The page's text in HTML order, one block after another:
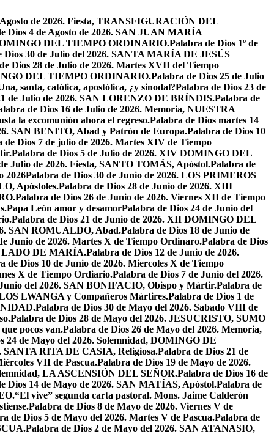
de 2026. Fiesta, TRANSFIGURACIÓN DEL
Dios 4 de Agosto de 2026. SAN JUAN MARÍA
DEL TIEMPO ORDINARIO.Palabra de Dios 1º de
Dios 30 de Julio del 2026. SANTA MARÍA DE JESÚS
Dios 28 de Julio de 2026. Martes XVII del Tiempo
DEL TIEMPO ORDINARIO.Palabra de Dios 25 de Julio
santa, católica, apostólica, ¿y sinodal?Palabra de Dios 23 de
de Julio de 2026. SAN LORENZO DE BRÍNDIS.Palabra de
de Dios 16 de Julio de 2026. Memoria, NUESTRA
la excomunión ahora el regreso.Palabra de Dios martes 14
SAN BENITO, Abad y Patrón de Europa.Palabra de Dios 10
de Dios 7 de julio de 2026. Martes XIV de Tiempo
Palabra de Dios 5 de Julio de 2026. XIV DOMINGO DEL
Julio de 2026. Fiesta, SANTO TOMÁS, Apóstol.Palabra de
2026Palabra de Dios 30 de Junio de 2026. LOS PRIMEROS
Apóstoles.Palabra de Dios 28 de Junio de 2026. XIII
Palabra de Dios 26 de Junio de 2026. Viernes XII de Tiempo
Papa León amor y desamorPalabra de Dios 24 de Junio del
Palabra de Dios 21 de Junio de 2026. XII DOMINGO DEL
SAN ROMUALDO, Abad.Palabra de Dios 18 de Junio de
Junio de 2026. Martes X de Tiempo Ordinaro.Palabra de Dios
DE MARÍA.Palabra de Dios 12 de Junio de 2026.
de Dios 10 de Junio de 2026. Miercoles X de Tiempo
X de Tiempo Ordiario.Palabra de Dios 7 de Junio del 2026.
del 2026. SAN BONIFACIO, Obispo y Mártir.Palabra de
LWANGA y Compañeros Mártires.Palabra de Dios 1 de
Palabra de Dios 30 de Mayo del 2026. Sabado VIII de
Palabra de Dios 28 de Mayo del 2026. JESUCRISTO, SUMO
pocos van.Palabra de Dios 26 de Mayo del 2026. Memoria,
24 de Mayo del 2026. Solemnidad, DOMINGO DE
SANTA RITA DE CASIA, Religiosa.Palabra de Dios 21 de
VII de Pascua.Palabra de Dios 19 de Mayo de 2026.
LA ASCENSIÓN DEL SEÑOR.Palabra de Dios 16 de
Dios 14 de Mayo de 2026. SAN MATÍAS, Apóstol.Palabra de
“El vive” segunda carta pastoral. Mons. Jaime Calderón
Palabra de Dios 8 de Mayo de 2026. Viernes V de
de Dios 5 de Mayo del 2026. Martes V de Pascua.Palabra de
Palabra de Dios 2 de Mayo del 2026. SAN ATANASIO,